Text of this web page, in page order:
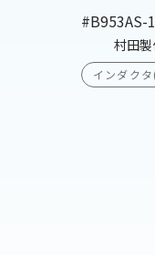
#B953AS-
村田
インダク